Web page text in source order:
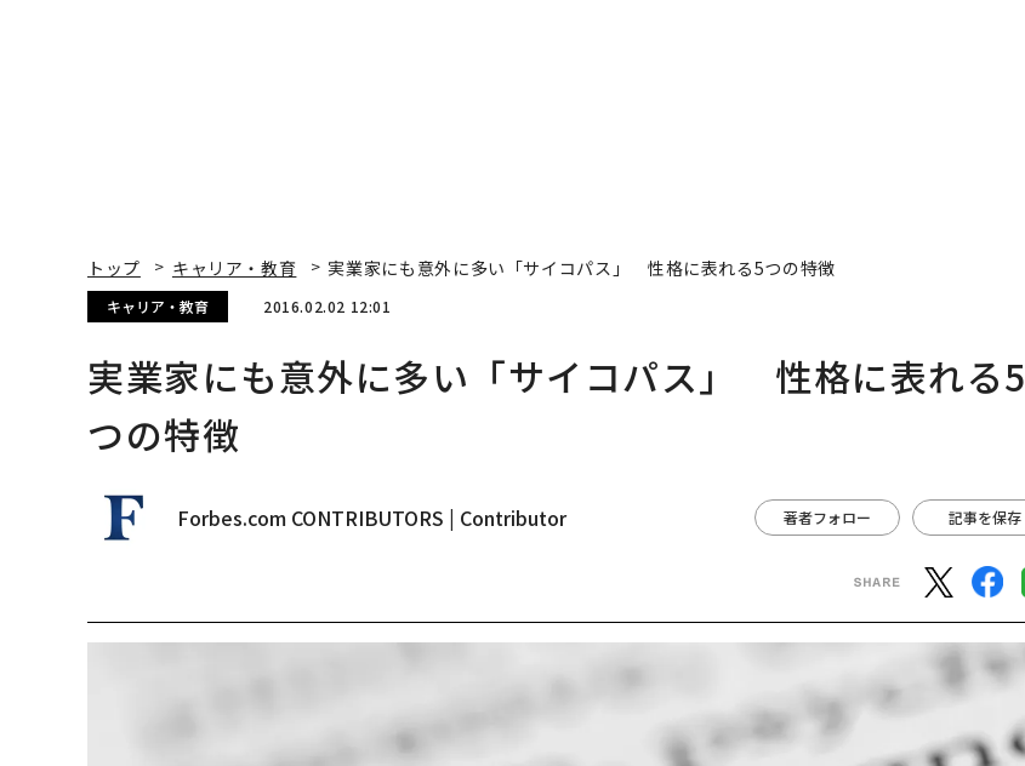
トップ キャリア・教育 実業家にも意外に多い「サイコパス」 性格に表れる5つの特徴
キャリア・教育 2016.02.02 12:01
実業家にも意外に多い「サイコパス」 性格に表れる5
つの特徴
Forbes.com CONTRIBUTORS | Contributor 著者フォロー 記事を保存